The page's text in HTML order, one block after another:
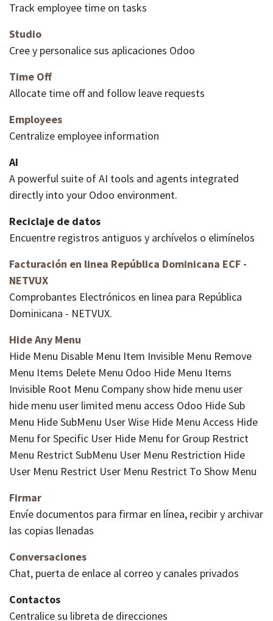
Track employee time on tasks
Studio
Cree y personalice sus aplicaciones Odoo
Time Off
Allocate time off and follow leave requests
Employees
Centralize employee information
AI
A powerful suite of AI tools and agents integrated
directly into your Odoo environment.
Reciclaje de datos
Encuentre registros antiguos y archívelos o elimínelos
Facturación en linea República Dominicana ECF -
NETVUX
Comprobantes Electrónicos en linea para República
Dominicana - NETVUX.
Hide Any Menu
Hide Menu Disable Menu Item Invisible Menu Remove
Menu Items Delete Menu Odoo Hide Menu Items
Invisible Root Menu Company show hide menu user
hide menu user limited menu access Odoo Hide Sub
Menu Hide SubMenu User Wise Hide Menu Access Hide
Menu for Specific User Hide Menu for Group Restrict
Menu Restrict SubMenu User Menu Restriction Hide
User Menu Restrict User Menu Restrict To Show Menu
Firmar
Envíe documentos para firmar en línea, recibir y archivar
las copias llenadas
Conversaciones
Chat, puerta de enlace al correo y canales privados
Contactos
Centralice su libreta de direcciones